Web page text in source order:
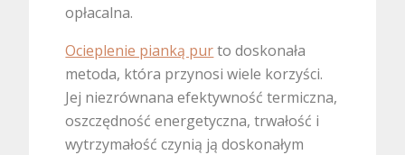
opłacalna.
Ocieplenie pianką purto doskonała
metoda, która przynosi wiele korzyści.
Jej niezrównana efektywność termiczna,
oszczędność energetyczna, trwałość i
wytrzymałość czynią ją doskonałym